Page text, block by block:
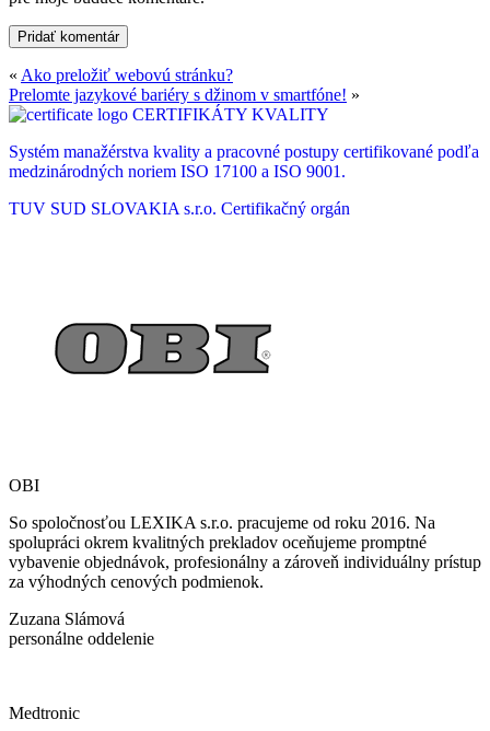
« Ako preložiť webovú stránku?
Prelomte jazykové bariéry s džinom v smartfóne! »
CERTIFIKÁTY KVALITY
Systém manažérstva kvality a pracovné postupy certifikované podľa
medzinárodných noriem ISO 17100 a ISO 9001.
TUV SUD SLOVAKIA s.r.o. Certifikačný orgán
OBI
So spoločnosťou LEXIKA s.r.o. pracujeme od roku 2016. Na
spolupráci okrem kvalitných prekladov oceňujeme promptné
vybavenie objednávok, profesionálny a zároveň individuálny prístup
za výhodných cenových podmienok.
Zuzana Slámová
personálne oddelenie
Medtronic